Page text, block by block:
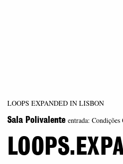
LOOPS EXPANDED IN LISBON
Sala Polivalente entrada: Condições